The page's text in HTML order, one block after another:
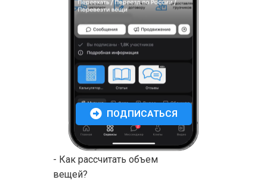
- Как рассчитать объем
вещей?
ПОДПИСАТЬСЯ